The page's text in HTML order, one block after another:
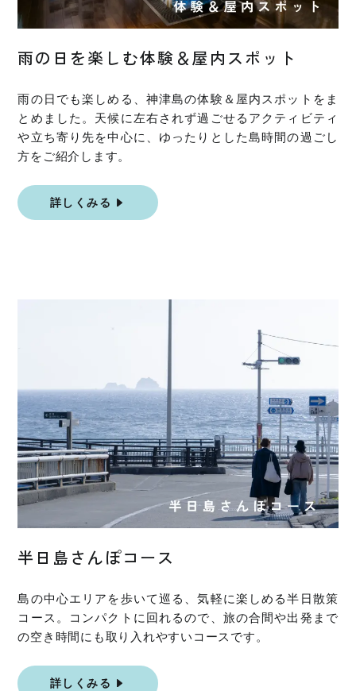
雨の日を楽しむ体験＆屋内スポット
雨の日でも楽しめる、神津島の体験＆屋内スポットをま
とめました。天候に左右されず過ごせるアクティビティ
や立ち寄り先を中心に、ゆったりとした島時間の過ごし
方をご紹介します。
詳しくみる
半日島さんぽコース
島の中心エリアを歩いて巡る、気軽に楽しめる半日散策
コース。コンパクトに回れるので、旅の合間や出発まで
の空き時間にも取り入れやすいコースです。
詳しくみる